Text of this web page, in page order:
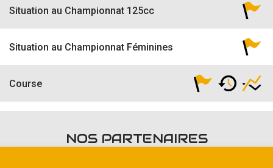
Situation au Championnat 125cc
Situation au Championnat Féminines
Course
NOS PARTENAIRES